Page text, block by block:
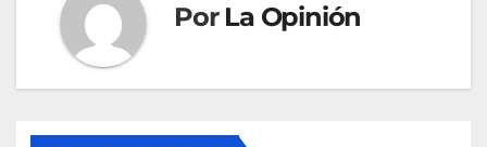
Por La Opinión